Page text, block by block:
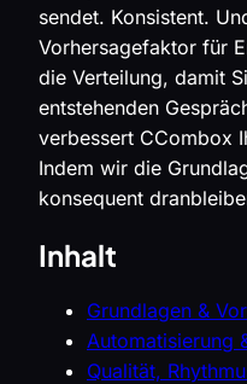
sendet. Konsistent.
Vorhersagefaktor für
die Verteilung, damit
entstehenden
verbessert CCombox
Indem wir die
konsequent
Inhalt
Grundlagen &
Automatisierung
Qualität,